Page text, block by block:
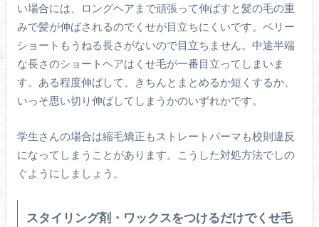
い場合には、ロングヘアまで頑張って伸ばすと髪の毛の重
みで髪が伸ばされるのでくせが目立ちにくいです。ベリー
ショートもうねる長さがないので目立ちません。中途半端
な長さのショートヘアはくせ毛が一番目立ってしまいま
す。ある程度伸ばして、きちんとまとめるか短くするか、
いっそ思い切り伸ばしてしまうかのいずれかです。
学生さんの場合は縮毛矯正もストレートパーマも校則違反
になってしまうことがあります。こうした対処方法でしの
ぐようにしましょう。
スタイリング剤・ワックスをつけるだけでくせ毛